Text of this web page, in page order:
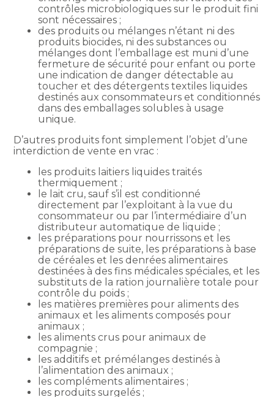
contrôles microbiologiques sur le produit fini
sont nécessaires ;
des produits ou mélanges n’étant ni des
produits biocides, ni des substances ou
mélanges dont l’emballage est muni d’une
fermeture de sécurité pour enfant ou porte
une indication de danger détectable au
toucher et des détergents textiles liquides
destinés aux consommateurs et conditionnés
dans des emballages solubles à usage
unique.
D’autres produits font simplement l’objet d’une
interdiction de vente en vrac :
les produits laitiers liquides traités
thermiquement ;
le lait cru, sauf s’il est conditionné
directement par l’exploitant à la vue du
consommateur ou par l’intermédiaire d’un
distributeur automatique de liquide ;
les préparations pour nourrissons et les
préparations de suite, les préparations à base
de céréales et les denrées alimentaires
destinées à des fins médicales spéciales, et les
substituts de la ration journalière totale pour
contrôle du poids ;
les matières premières pour aliments des
animaux et les aliments composés pour
animaux ;
les aliments crus pour animaux de
compagnie ;
les additifs et prémélanges destinés à
l’alimentation des animaux ;
les compléments alimentaires ;
les produits surgelés ;